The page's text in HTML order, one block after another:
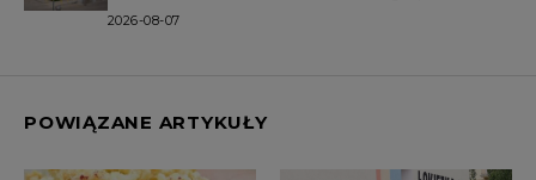
2026-08-07
POWIĄZANE ARTYKUŁY